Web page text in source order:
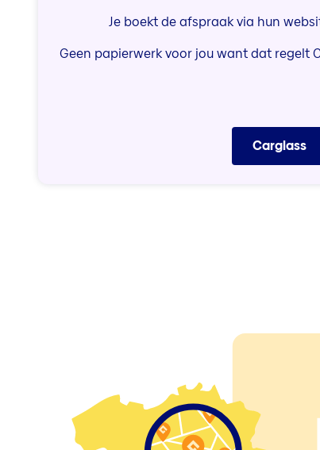
Je boekt de afspraak via hun
Geen papierwerk voor jou want dat regelt
Carglass